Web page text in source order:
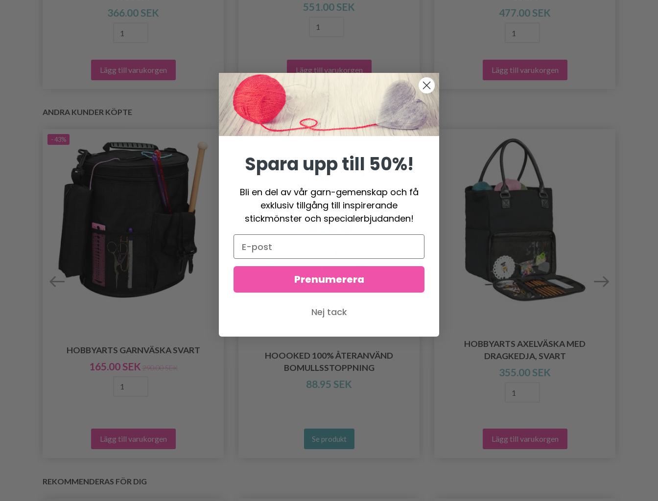
366.00 SEK
Lägg till varukorgen
551.00 SEK
Lägg till varukorgen
477.00 SEK
Lägg till varukorgen
ANDRA KUNDER KÖPTE
- 43%
HOBBYARTS GARNVÄSKA SVART
165.00 SEK 290.00 SEK
Lägg till varukorgen
HOOOKED 100% ÅTERANVÄND
BOMULLSSTOPPNING
88.95 SEK
Se produkt
HOBBYARTS AXELVÄSKA MED
DRAGKEDJA, SVART
355.00 SEK
Lägg till varukorgen
REKOMMENDERAS FÖR DIG
Spara upp till 50%!
Bli en del av vår garn-gemenskap och få
exklusiv tillgång till inspirerande
stickmönster och specialerbjudanden!
Prenumerera
Nej tack